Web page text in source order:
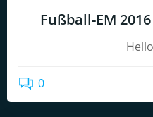
Fußball-EM
0